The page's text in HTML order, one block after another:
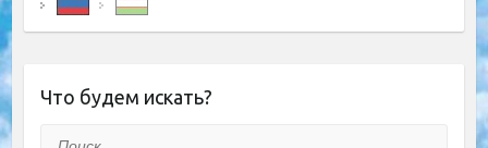
Что будем искать?
Поиск